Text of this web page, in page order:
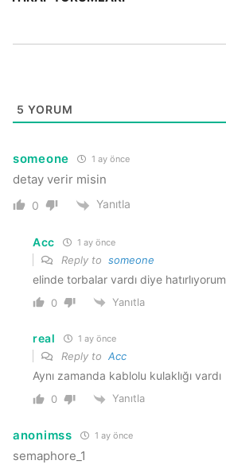
5 YORUM
someone 1 ay önce
detay verir misin
0 Yanıtla
Acc 1 ay önce
Reply to someone
elinde torbalar vardı diye hatırlıyorum
0 Yanıtla
real 1 ay önce
Reply to Acc
Aynı zamanda kablolu kulaklığı vardı
0 Yanıtla
anonimss 1 ay önce
semaphore_1